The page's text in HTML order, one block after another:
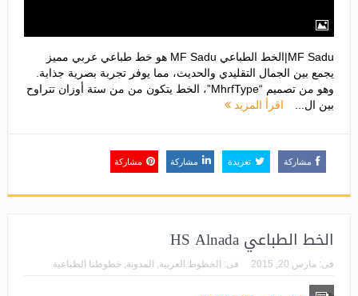
MF Sadu|الخط الطباعي MF Sadu هو خط طباعي عربي مميز
يجمع بين الجمال التقليدي والحديث، مما يوفر تجربة بصرية جذابة.
وهو من تصميم “MhrfType”، الخط يتكون من من ستة أوزان تتراوح
بين ال...
اقرأ المزيد
مشاركة تغريدة مشاركة مشاركة
الخط الطباعي HS Alnada
فى: مارس 20, 2015 فى: الخطوط العربية, المدونة, خطوطنا الطباعية